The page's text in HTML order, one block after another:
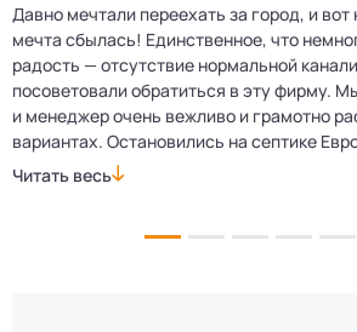
Давно мечтали переехать за город, и вот
мечта сбылась! Единственное, что
радость — отсутствие нормальной
посоветовали обратиться в эту фирму.
и менеджер очень вежливо и грамотно
вариантах. Остановились на септике
Монтажники приехали вовремя,
Читать весь